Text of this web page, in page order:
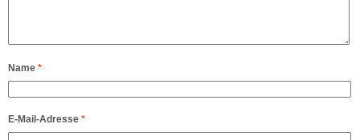
Name *
E-Mail-Adresse *